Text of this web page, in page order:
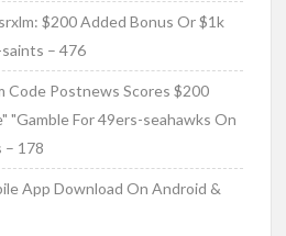
$200 Added Bonus Or $1k
– 476
Code Postnews Scores $200
"Gamble For 49ers-seahawks On
– 178
App Download On Android &